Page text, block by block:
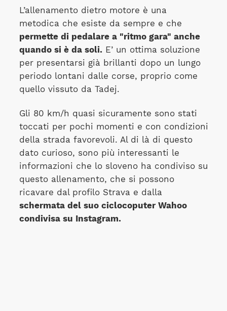
L’allenamento dietro motore è una
metodica che esiste da sempre e che
permette di pedalare a "ritmo gara" anche
quando si è da soli.E’ un ottima soluzione
per presentarsi già brillanti dopo un lungo
periodo lontani dalle corse, proprio come
quello vissuto da Tadej.
Gli 80 km/h quasi sicuramente sono stati
toccati per pochi momenti e con condizioni
della strada favorevoli. Al di là di questo
dato curioso, sono più interessanti le
informazioni che lo sloveno ha condiviso su
questo allenamento, che si possono
ricavare dal profilo Strava e dalla
schermata del suo ciclocoputer Wahoo
condivisa su Instagram.